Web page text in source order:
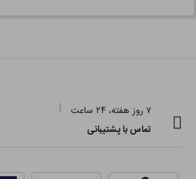
۷ روز هفته، ۲۴ ساعت
تماس با پشتیبانی